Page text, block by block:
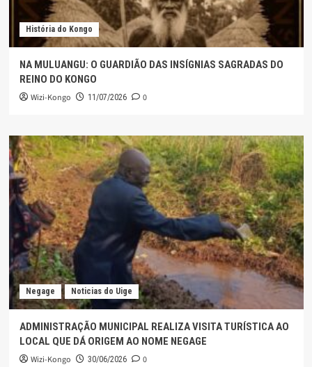
História do Kongo
NA MULUANGU: O GUARDIÃO DAS INSÍGNIAS SAGRADAS DO
REINO DO KONGO
Wizi-Kongo 11/07/2026 0
Negage Noticias do Uige
ADMINISTRAÇÃO MUNICIPAL REALIZA VISITA TURÍSTICA AO
LOCAL QUE DÁ ORIGEM AO NOME NEGAGE
Wizi-Kongo 30/06/2026 0